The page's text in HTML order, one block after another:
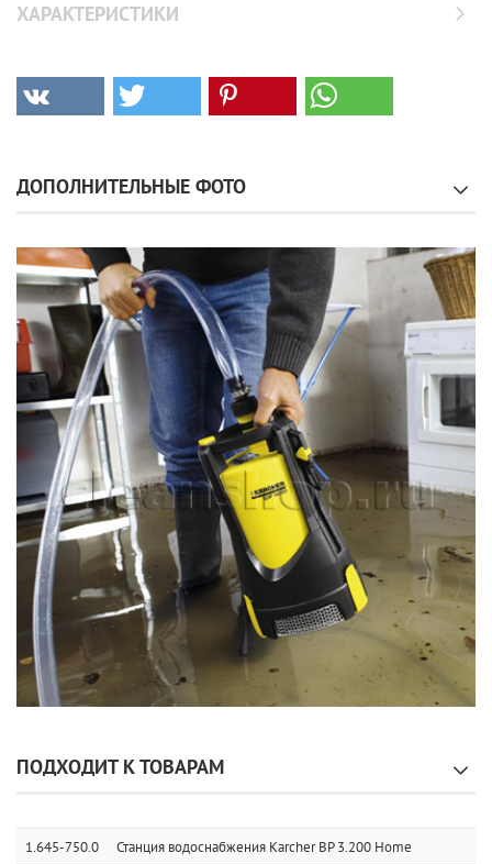
ХАРАКТЕРИСТИКИ
ДОПОЛНИТЕЛЬНЫЕ ФОТО
ПОДХОДИТ К ТОВАРАМ
1.645-750.0 Станция водоснабжения Karcher BP 3.200 Home